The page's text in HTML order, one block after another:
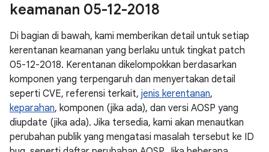
keamanan 05-12-2018
Di bagian di bawah, kami memberikan detail untuk setiap
kerentanan keamanan yang berlaku untuk tingkat patch
05-12-2018. Kerentanan dikelompokkan berdasarkan
komponen yang terpengaruh dan menyertakan detail
seperti CVE, referensi terkait, jenis kerentanan,
keparahan, komponen (jika ada), dan versi AOSP yang
diupdate (jika ada). Jika tersedia, kami akan menautkan
perubahan publik yang mengatasi masalah tersebut ke ID